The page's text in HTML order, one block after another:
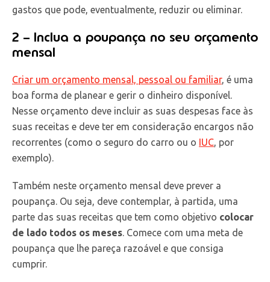
gastos que pode, eventualmente, reduzir ou eliminar.
2 – Inclua a poupança no seu orçamento
mensal
Criar um orçamento mensal, pessoal ou familiar, é uma
boa forma de planear e gerir o dinheiro disponível.
Nesse orçamento deve incluir as suas despesas face às
suas receitas e deve ter em consideração encargos não
recorrentes (como o seguro do carro ou o IUC , por
exemplo).
Também neste orçamento mensal deve prever a
poupança. Ou seja, deve contemplar, à partida, uma
parte das suas receitas que tem como objetivo colocar
de lado todos os meses . Comece com uma meta de
poupança que lhe pareça razoável e que consiga
cumprir.